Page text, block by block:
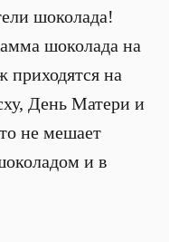
шоколада!
шоколада на
приходятся на
День Матери и
не мешает
и в